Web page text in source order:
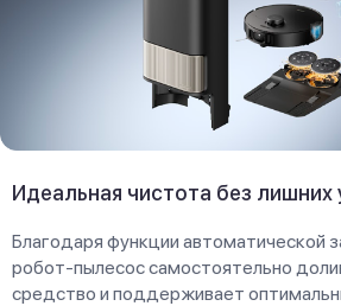
Идеальная чистота без лишних
Благодаря функции автоматической
робот-пылесос самостоятельно
средство и поддерживает